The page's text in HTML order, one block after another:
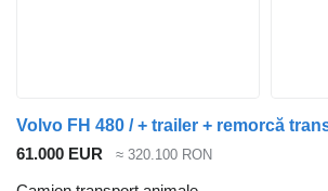
Volvo FH 480 / + trailer + remorcă
61.000 EUR
≈ 320.100 RON